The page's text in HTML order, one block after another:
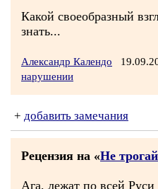
Какой своеобразный
знать...
Александр Календо
нарушении
+ добавить замечания
Рецензия на «Не трогай
Ага, лежат по всей Руси